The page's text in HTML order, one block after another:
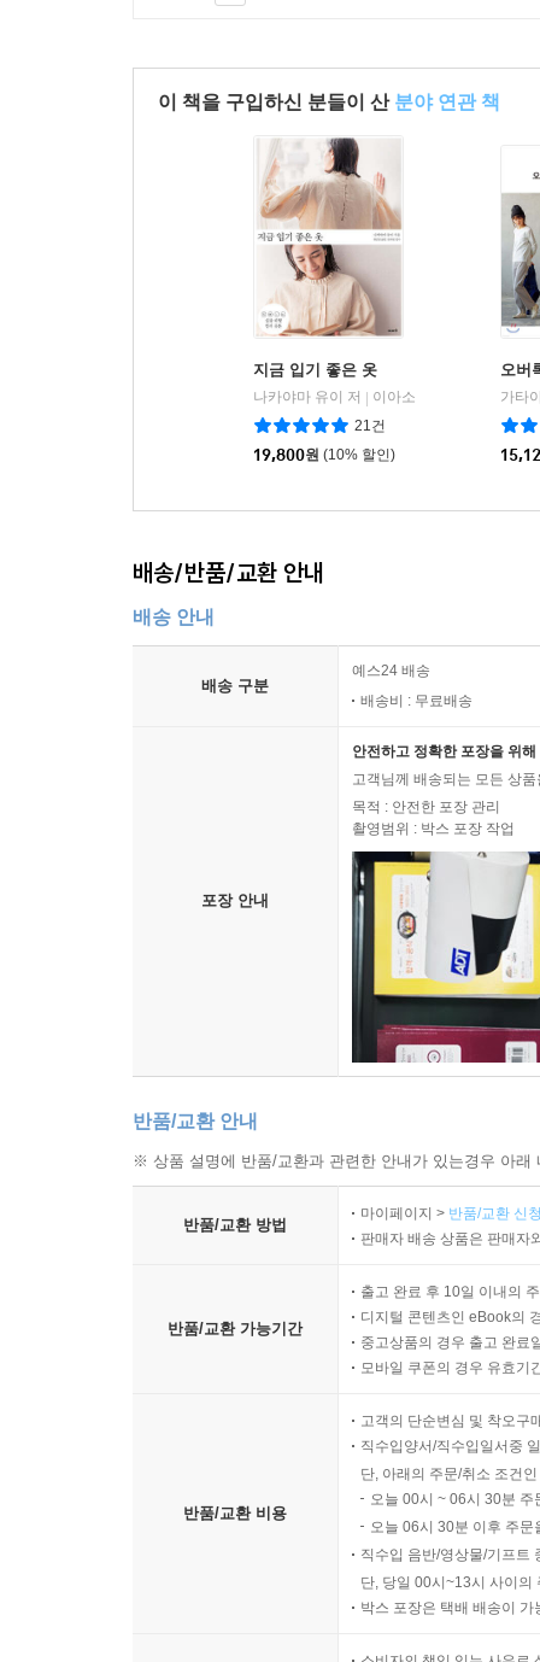
이 책을 구입하신 분들이 산 분야 연관 책
지금 입기 좋은 옷
나카야마 유이 저
이아소
21건
19,800원 (10% 할인)
오버
배송/반품/교환 안내
배송 안내
배송 구분
예스24 배송
배송비 : 무료배송
포장 안내
안전하고 정확한 포장을 위
고객님께 배송되는 모든 상
목적 : 안전한 포장 관리
촬영범위 : 박스 포장 작업
반품/교환 안내
※ 상품 설명에 반품/교환과 관련한 안내가 있는경우 아
반품/교환 방법
마이페이지 > 반품/교환 신
판매자 배송 상품은 판매자
반품/교환 가능기간
출고 완료 후 10일 이내의
디지털 콘텐츠인 eBook의
중고상품의 경우 출고 완료
모바일 쿠폰의 경우 유효기
반품/교환 비용
고객의 단순변심 및 착오구
직수입양서/직수입일서중
단, 아래의 주문/취소 조건
오늘 00시 ~ 06시 30분
오늘 06시 30분 이후 주
직수입 음반/영상물/기프트
단, 당일 00시~13시 사이의
박스 포장은 택배 배송이